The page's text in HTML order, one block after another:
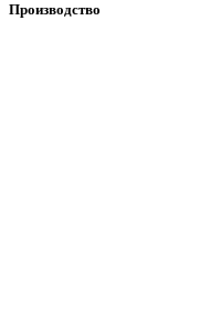
Производство